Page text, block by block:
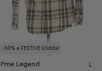
-50% a FESTIVE kóddal
Pme Legend L